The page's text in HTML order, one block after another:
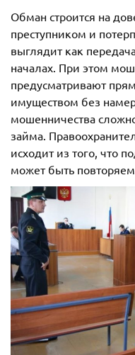
Обман строится на
преступником и
выглядит как
началах. При этом
предусматривают
имуществом без
мошенничества
займа.
исходит из того, что
может быть